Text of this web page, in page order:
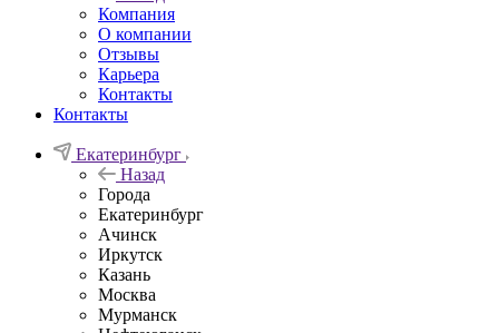
Компания
О компании
Отзывы
Карьера
Контакты
Контакты
Екатеринбург
Назад
Города
Екатеринбург
Ачинск
Иркутск
Казань
Москва
Мурманск